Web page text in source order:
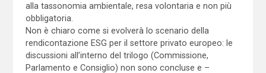
alla tassonomia ambientale, resa volontaria e non più
obbligatoria.
Non è chiaro come si evolverà lo scenario della
rendicontazione ESG per il settore privato europeo: le
discussioni all’interno del trilogo (Commissione,
Parlamento e Consiglio) non sono concluse e –